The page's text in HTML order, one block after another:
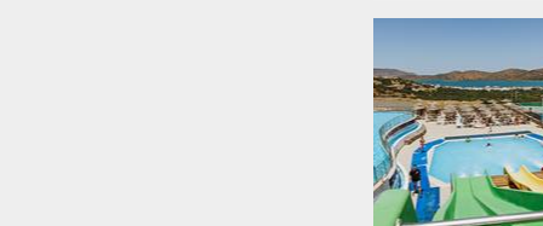
Kreta
Kreta
Limity